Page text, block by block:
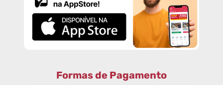
Formas de Pagamento